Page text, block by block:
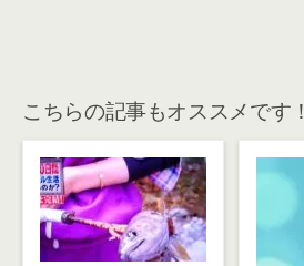
こちらの記事もオススメです！